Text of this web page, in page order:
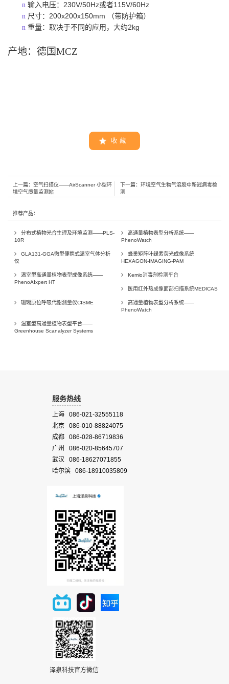
n 输入电压： 230V/50Hz或者115V/60Hz
n 尺寸： 200x200x150mm
（带防护箱）
n 重量：取决于不同的应用，大约2kg
产地：德国MCZ
收 藏
上一篇： 空气扫描仪——AirScanner 小型环
境空气质量监测站
下一篇： 环境空气生物气溶胶中新冠病毒检
测
推荐产品：
分布式植物光合生理及环境监测——PLS-
10R
高通量植物表型分析系统——
PhenoWatch
GLA131-GGA微型便携式温室气体分析
仪
蜂巢矩阵叶绿素荧光成像系统
HEXAGON-IMAGING-PAM
温室型高通量植物表型成像系统——
PhenoAIxpert HT
Kemio消毒剂检测平台
医用红外热成像面部扫描系统MEDICAS
珊瑚原位呼吸代谢测量仪CISME
高通量植物表型分析系统——
PhenoWatch
温室型高通量植物表型平台——
Greenhouse Scanalyzer Systems
服务热线
上海 086-021-32555118
北京 086-010-88824075
成都 086-028-86719836
广州 086-020-85645707
武汉 086-18627071855
哈尔滨 086-18910035809
泽泉科技官方微信